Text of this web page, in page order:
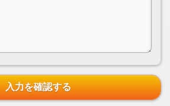
入力を確認する